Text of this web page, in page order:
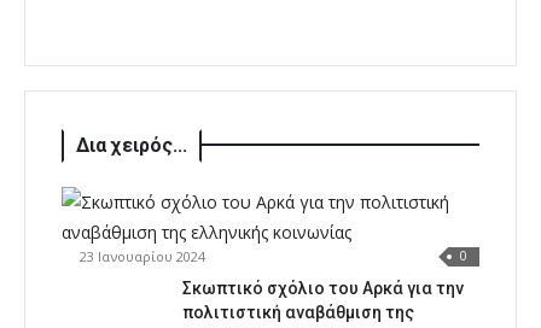
Δια χειρός...
23 Ιανουαρίου 2024 0
Σκωπτικό σχόλιο του Αρκά για την
πολιτιστική αναβάθμιση της